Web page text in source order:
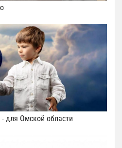
- для Омской области